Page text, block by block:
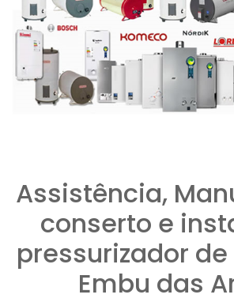
Assistência,
conserto e
pressurizador
Embu das